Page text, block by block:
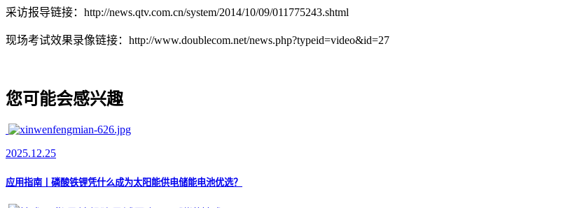
采访报导链接：http://news.qtv.com.cn/system/2014/10/09/011775243.shtml
现场考试效果录像链接：http://www.doublecom.net/news.php?typeid=video&id=27
您可能会感兴趣
2025.12.25
应用指南丨磷酸铁锂凭什么成为太阳能供电储能电池优选？